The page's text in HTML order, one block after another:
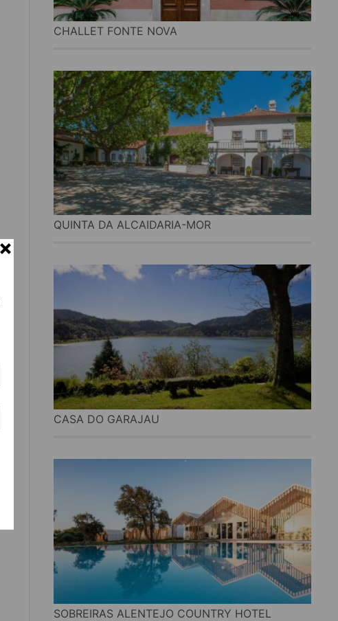
CHALLET FONTE NOVA
QUINTA DA ALCAIDARIA-MOR
CASA DO GARAJAU
SOBREIRAS ALENTEJO COUNTRY HOTEL